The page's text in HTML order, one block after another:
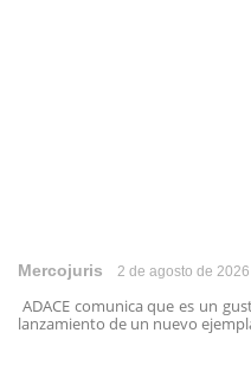
Mercojuris 2 de agosto de 2026
ADACE comunica que es un
lanzamiento de un nuevo